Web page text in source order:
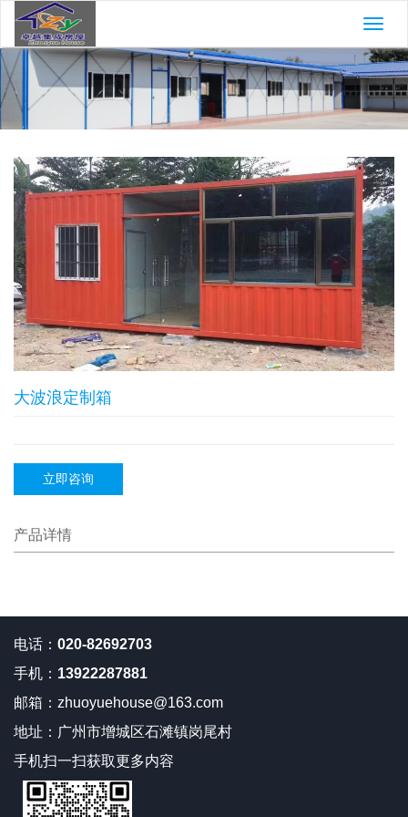
切
换
导
航
大波浪定制箱
立即咨询
产品详情
电话： 020-82692703
手机： 13922287881
邮箱： zhuoyuehouse@163.com
地址： 广州市增城区石滩镇岗尾村
手机扫一扫获取更多内容